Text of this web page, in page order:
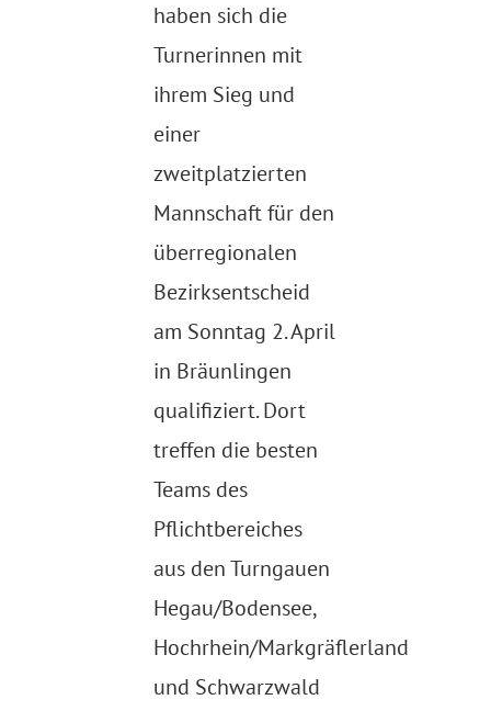
haben sich die
Turnerinnen mit
ihrem Sieg und
einer
zweitplatzierten
Mannschaft für den
überregionalen
Bezirksentscheid
am Sonntag 2. April
in Bräunlingen
qualifiziert. Dort
treffen die besten
Teams des
Pflichtbereiches
aus den Turngauen
Hegau/Bodensee,
Hochrhein/Markgräflerland
und Schwarzwald